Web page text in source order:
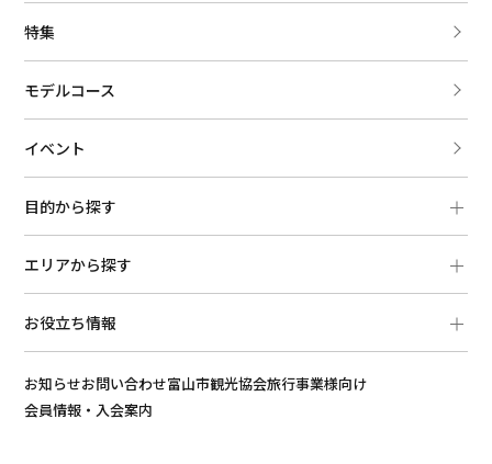
特集
モデルコース
イベント
目的から探す
エリアから探す
お役立ち情報
お知らせお問い合わせ富山市観光協会旅行事業様向け
会員情報・入会案内